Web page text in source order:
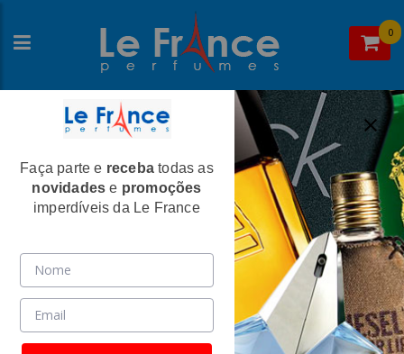
0
Home>Issey Miyake >Perfumes Masculinos
L'Eau d'Issey Intense Masculino Eau de
Toilette - Issey Miyake
(191)
Faça parte e receba todas as
novidades e promoções
imperdíveis da Le France